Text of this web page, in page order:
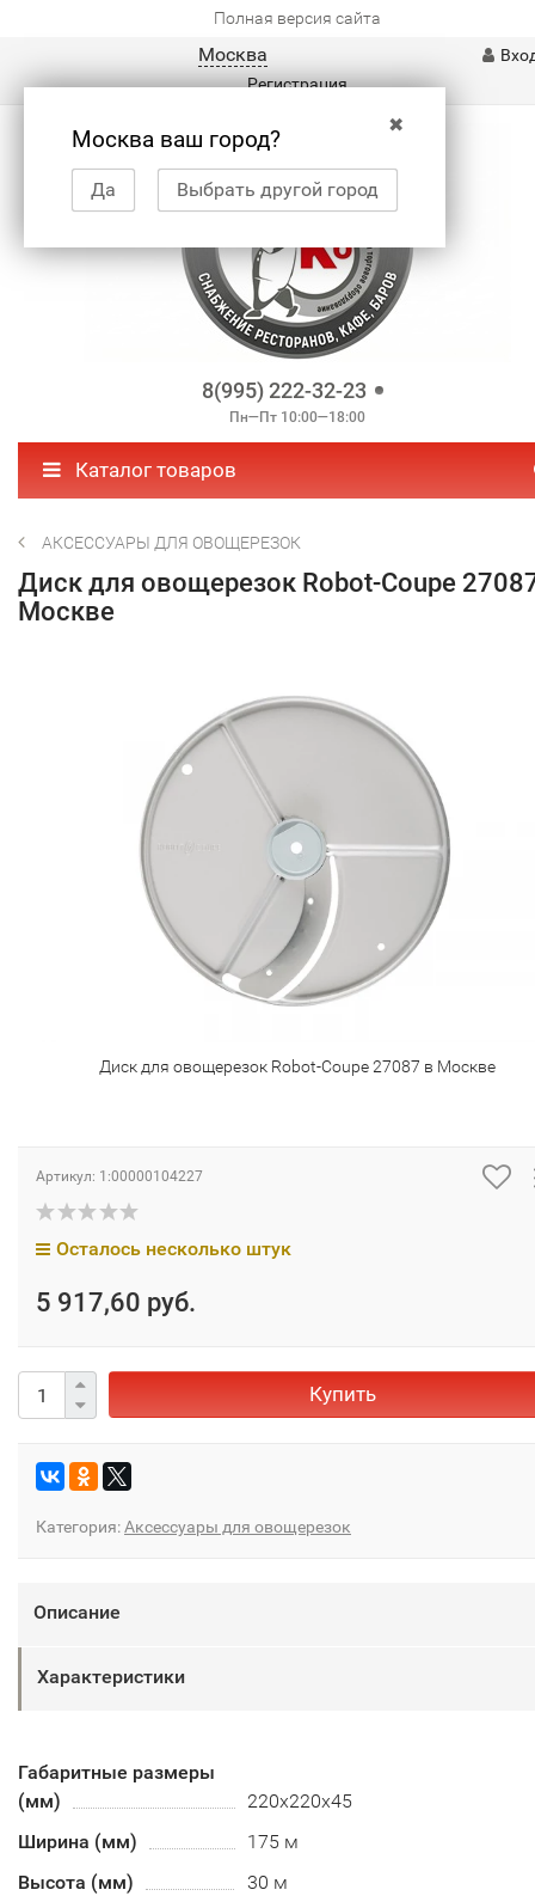
Полная версия сайта
Москва
✖
Москва ваш город?
Да Выбрать другой город
Регистрация
8(995) 222-32-23
Пн—Пт 10:00—18:00
Каталог товаров
АКСЕССУАРЫ ДЛЯ ОВОЩЕРЕЗОК
Диск для овощерезок Robot-Coupe
Москве
Диск для овощерезок Robot-Coupe 27087 в Москве
Артикул: 1:00000104227
Осталось несколько штук
5 917,60 руб.
Купить
Категория:Аксессуары для овощерезок
Описание
Характеристики
Габаритные размеры
(мм)
220х220х45
Ширина (мм)
175 м
Высота (мм)
30 м